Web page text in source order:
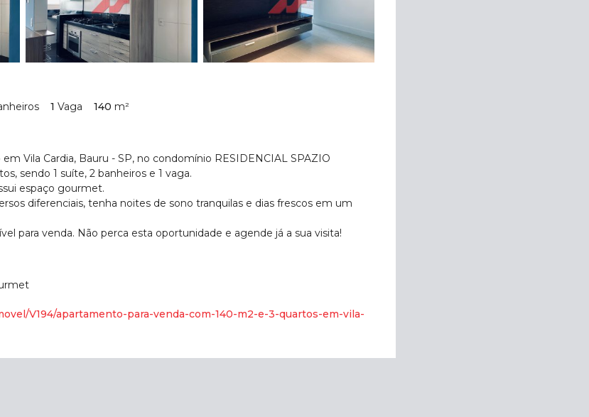
1 Vaga 140 m²
Vila Cardia, Bauru - SP, no condomínio RESIDENCIAL SPAZIO
sendo 1 suíte, 2 banheiros e 1 vaga.
espaço gourmet.
diferenciais, tenha noites de sono tranquilas e dias frescos em um
para venda. Não perca esta oportunidade e agende já a sua visita!
V194/apartamento-para-venda-com-140-m2-e-3-quartos-em-vila-